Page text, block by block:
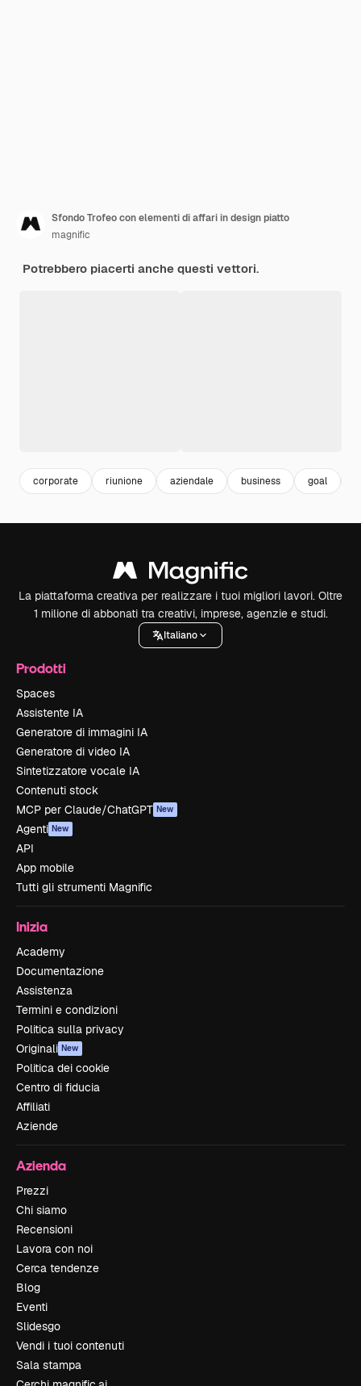
Sfondo Trofeo con elementi di affari in design piatto
magnific
Potrebbero piacerti anche questi vettori.
corporate riunione aziendale business goal
La piattaforma creativa per realizzare i tuoi migliori lavori. Oltre
1 milione di abbonati tra creativi, imprese, agenzie e studi.
Italiano
Prodotti
Spaces
Assistente IA
Generatore di immagini IA
Generatore di video IA
Sintetizzatore vocale IA
Contenuti stock
MCP per Claude/ChatGPT New
Agenti New
API
App mobile
Tutti gli strumenti Magnific
Inizia
Academy
Documentazione
Assistenza
Termini e condizioni
Politica sulla privacy
Originali New
Politica dei cookie
Centro di fiducia
Affiliati
Aziende
Azienda
Prezzi
Chi siamo
Recensioni
Lavora con noi
Cerca tendenze
Blog
Eventi
Slidesgo
Vendi i tuoi contenuti
Sala stampa